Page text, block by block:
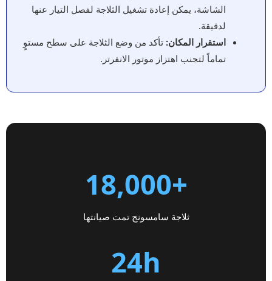
الشاشة، يمكن إعادة تشغيل الثلاجة لفصل التيار عنها
لدقيقة.
استقرار المكان: تأكد من وضع الثلاجة على سطح مستوٍ
تماماً لتجنب اهتزاز موتور الانفرتر.
+18,000
ثلاجة سامسونج تمت صيانتها
24h